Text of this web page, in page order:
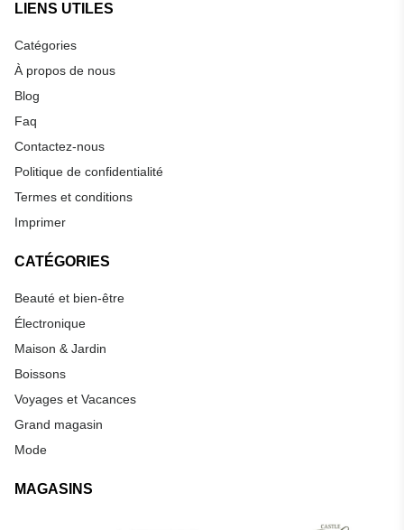
LIENS UTILES
Catégories
À propos de nous
Blog
Faq
Contactez-nous
Politique de confidentialité
Termes et conditions
Imprimer
CATÉGORIES
Beauté et bien-être
Électronique
Maison & Jardin
Boissons
Voyages et Vacances
Grand magasin
Mode
MAGASINS